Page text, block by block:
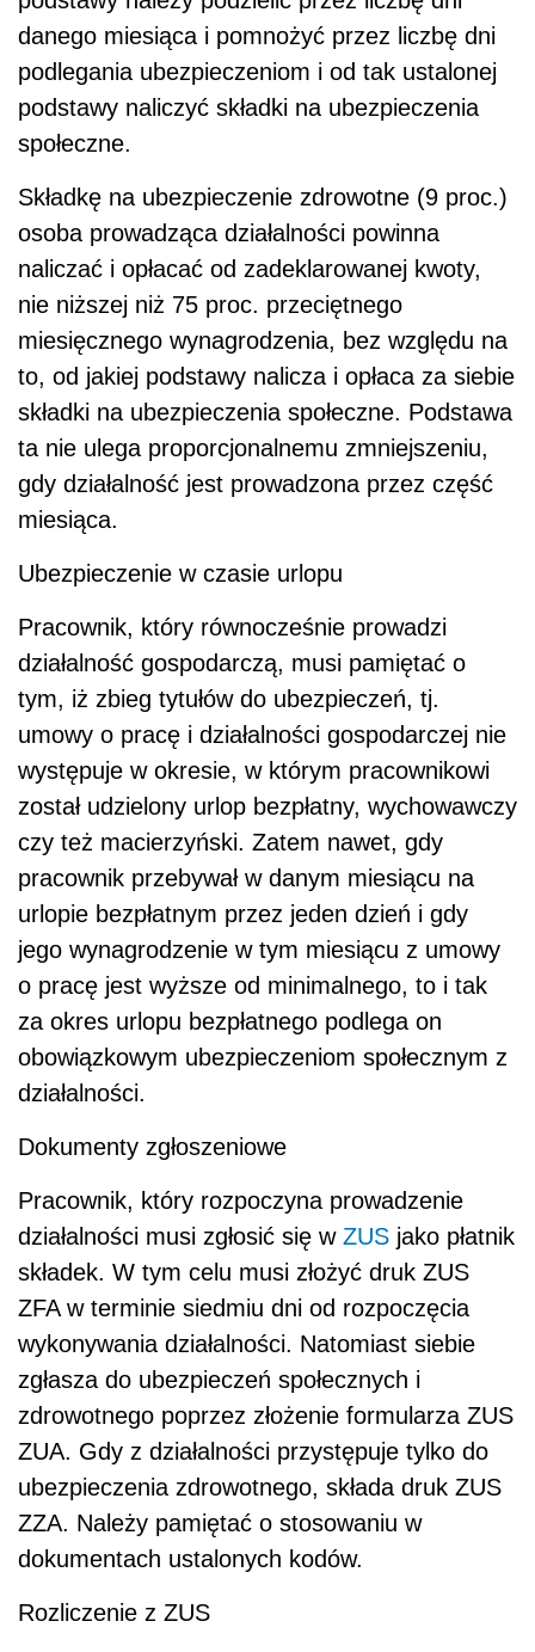
danego miesiąca i pomnożyć przez liczbę dni
podlegania ubezpieczeniom i od tak ustalonej
podstawy naliczyć składki na ubezpieczenia
społeczne.
Składkę na ubezpieczenie zdrowotne (9 proc.)
osoba prowadząca działalności powinna
naliczać i opłacać od zadeklarowanej kwoty,
nie niższej niż 75 proc. przeciętnego
miesięcznego wynagrodzenia, bez względu na
to, od jakiej podstawy nalicza i opłaca za siebie
składki na ubezpieczenia społeczne. Podstawa
ta nie ulega proporcjonalnemu zmniejszeniu,
gdy działalność jest prowadzona przez część
miesiąca.
Ubezpieczenie w czasie urlopu
Pracownik, który równocześnie prowadzi
działalność gospodarczą, musi pamiętać o
tym, iż zbieg tytułów do ubezpieczeń, tj.
umowy o pracę i działalności gospodarczej nie
występuje w okresie, w którym pracownikowi
został udzielony urlop bezpłatny, wychowawczy
czy też macierzyński. Zatem nawet, gdy
pracownik przebywał w danym miesiącu na
urlopie bezpłatnym przez jeden dzień i gdy
jego wynagrodzenie w tym miesiącu z umowy
o pracę jest wyższe od minimalnego, to i tak
za okres urlopu bezpłatnego podlega on
obowiązkowym ubezpieczeniom społecznym z
działalności.
Dokumenty zgłoszeniowe
Pracownik, który rozpoczyna prowadzenie
działalności musi zgłosić się w ZUS jako płatnik
składek. W tym celu musi złożyć druk ZUS
ZFA w terminie siedmiu dni od rozpoczęcia
wykonywania działalności. Natomiast siebie
zgłasza do ubezpieczeń społecznych i
zdrowotnego poprzez złożenie formularza ZUS
ZUA. Gdy z działalności przystępuje tylko do
ubezpieczenia zdrowotnego, składa druk ZUS
ZZA. Należy pamiętać o stosowaniu w
dokumentach ustalonych kodów.
Rozliczenie z ZUS